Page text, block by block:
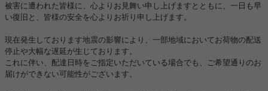
被害に遭われた皆様に、心よりお見舞い申し上げますとともに、一日も早
い復旧と、皆様の安全を心よりお祈り申し上げます。
現在発生しております地震の影響により、一部地域においてお荷物の配送
停止や大幅な遅延が生じております。
これに伴い、配達日時をご指定いただいている場合でも、ご希望通りのお
届けができない可能性がございます。